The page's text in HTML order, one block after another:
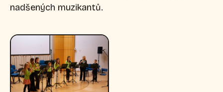
nadšených muzikantů.